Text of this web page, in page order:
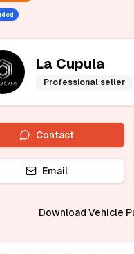
La Cupula
Professional seller
Contact
Email
Download Vehicle